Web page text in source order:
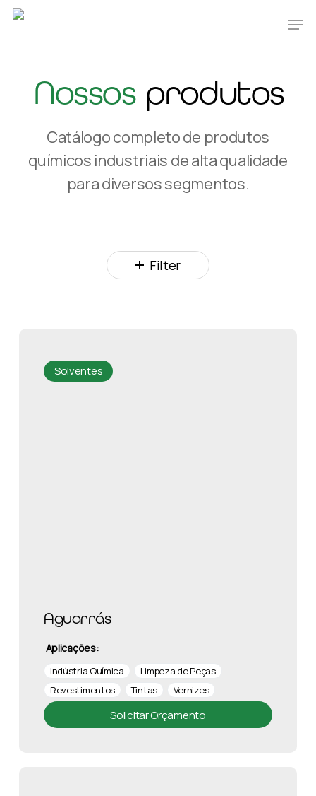
Skip
Nossos produtos
Catálogo completo de produtos
químicos industriais de alta qualidade
para diversos segmentos.
Filter
Solventes
Aguarrás
Aplicações:
Indústria Química
Limpeza de Peças
Revestimentos
Tintas Vernizes
Solicitar Orçamento